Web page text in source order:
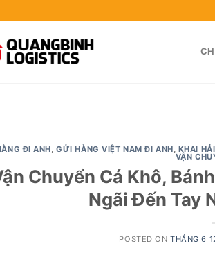
ĐI ANH,GỬI HÀNG VIỆT NAM ĐI ANH, KHAI
VẬN
Chuyển Cá Khô,
Ngãi Đến Tay
POSTED ONTHÁNG 6